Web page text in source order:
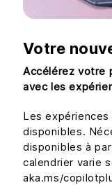
Votre
Accélérez votre
avec les
Les
disponibles.
disponibles à
calendrier varie
aka.ms/